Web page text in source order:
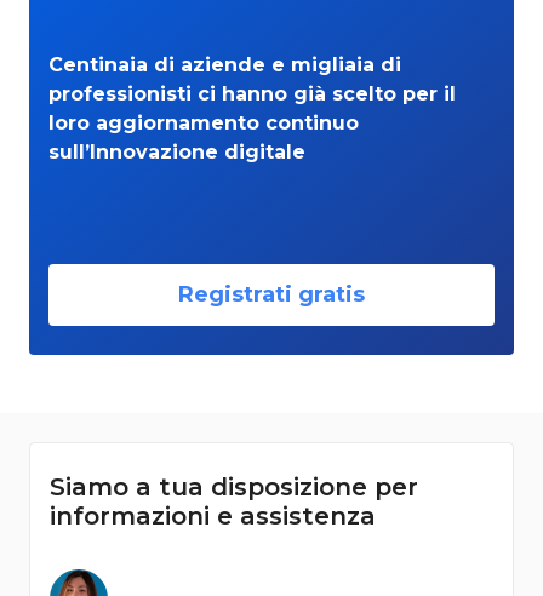
Centinaia di aziende e migliaia di
professionisti ci hanno già scelto per il
loro aggiornamento continuo
sull’Innovazione digitale
Registrati gratis
Siamo a tua disposizione per
informazioni e assistenza